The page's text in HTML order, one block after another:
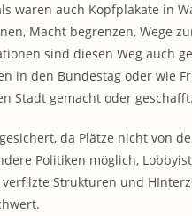
waren auch Kopfplakate in
Macht begrenzen, Wege
sind diesen Weg auch
in den Bundestag oder wie
Stadt gemacht oder geschafft.
da Plätze nicht von
Politiken möglich,
Strukturen und